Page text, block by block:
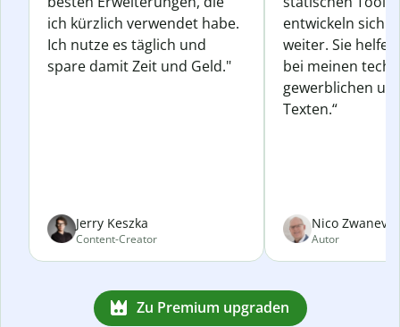
ich kürzlich verwendet habe.
Ich nutze es täglich und
spare damit Zeit und Geld."
Jerry Keszka
Content-Creator
entwickeln sich
weiter. Sie
bei meinen
gewerblichen
Texten.“
Nico
Autor
Zu Premium upgraden